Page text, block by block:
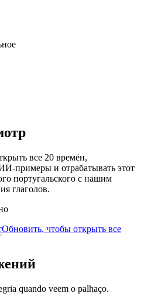
все 20 времён,
примеры и отрабатывать этот
португальского с нашим
глаголов.
Обновить, чтобы открыть все
quando veem o palhaço.